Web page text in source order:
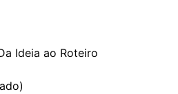
Ideia ao Roteiro